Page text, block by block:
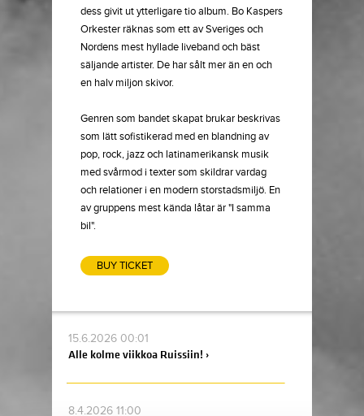
dess givit ut ytterligare tio album. Bo Kaspers
Orkester räknas som ett av Sveriges och
Nordens mest hyllade liveband och bäst
säljande artister. De har sålt mer än en och
en halv miljon skivor.
Genren som bandet skapat brukar beskrivas
som lätt sofistikerad med en blandning av
pop, rock, jazz och latinamerikansk musik
med svårmod i texter som skildrar vardag
och relationer i en modern storstadsmiljö. En
av gruppens mest kända låtar är "I samma
bil".
BUY TICKET
15.6.2026 00:01
Alle kolme viikkoa Ruissiin! ›
8.4.2026 11:00